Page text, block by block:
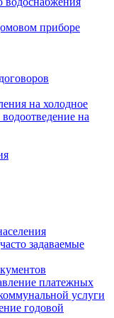
приборе
на холодное
на
задаваемые
платежных
услуги
годовой